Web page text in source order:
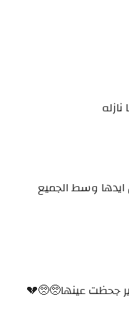
ايدها وسط الجميع
جحظت عينها🥺🥺💔